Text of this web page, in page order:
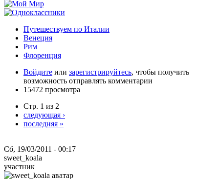
Путешествуем по Италии
Венеция
Рим
Флоренция
Войдите или зарегистрируйтесь, чтобы получить
возможность отправлять комментарии
15472 просмотра
Стр. 1 из 2
следующая ›
последняя »
Сб, 19/03/2011 - 00:17
sweet_koala
участник